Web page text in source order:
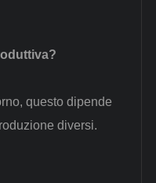
questo dipende
diversi.